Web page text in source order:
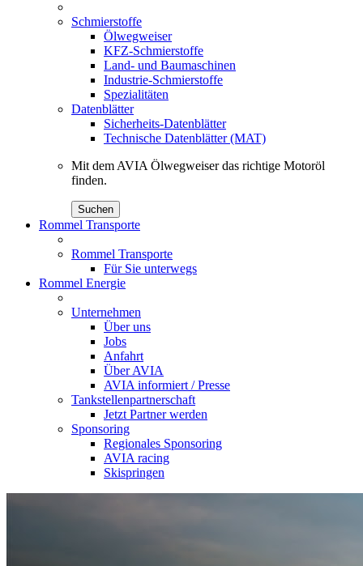
Schmierstoffe
Ölwegweiser
KFZ-Schmierstoffe
Land- und Baumaschinen
Industrie-Schmierstoffe
Spezialitäten
Datenblätter
Sicherheits-Datenblätter
Technische Datenblätter (MAT)
Mit dem AVIA Ölwegweiser das richtige Motoröl
finden.
Suchen
Rommel Transporte
Rommel Transporte
Für Sie unterwegs
Rommel Energie
Unternehmen
Über uns
Jobs
Anfahrt
Über AVIA
AVIA informiert / Presse
Tankstellenpartnerschaft
Jetzt Partner werden
Sponsoring
Regionales Sponsoring
AVIA racing
Skispringen